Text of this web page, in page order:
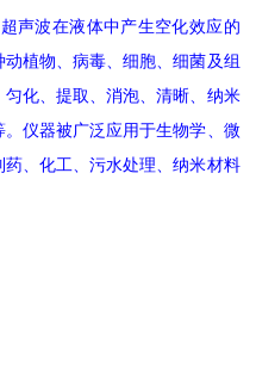
声波在液体中产生空化效应的
植物、病毒、细胞、细菌及组
化、提取、消泡、清晰、纳米
仪器被广泛应用于生物学、微
、化工、污水处理、纳米材料